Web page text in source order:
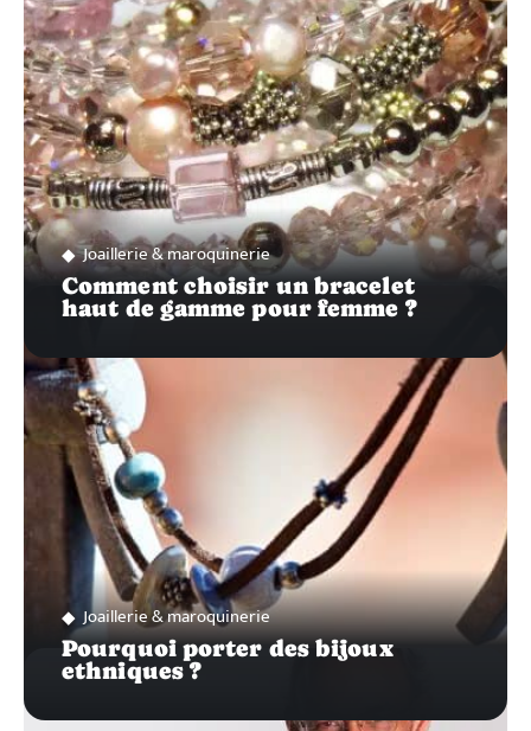
Joaillerie & maroquinerie
Comment choisir un bracelet
haut de gamme pour femme ?
Joaillerie & maroquinerie
Pourquoi porter des bijoux
ethniques ?